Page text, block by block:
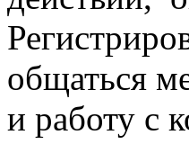
общаться
и работу с